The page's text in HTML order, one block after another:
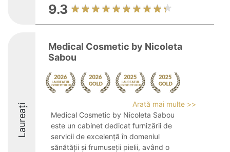
9.3
Laureați
Medical Cosmetic by Nicoleta
Sabou
Arată mai multe >>
Medical Cosmetic by Nicoleta Sabou
este un cabinet dedicat furnizării de
servicii de excelență în domeniul
sănătății și frumuseții pielii, având o